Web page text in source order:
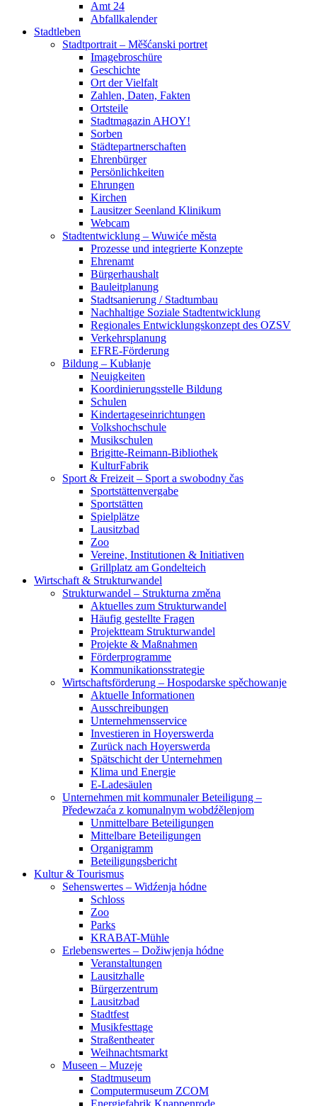
Amt 24
Abfallkalender
Stadtleben
Stadtportrait – Měšćanski portret
Imagebroschüre
Geschichte
Ort der Vielfalt
Zahlen, Daten, Fakten
Ortsteile
Stadtmagazin AHOY!
Sorben
Städtepartnerschaften
Ehrenbürger
Persönlichkeiten
Ehrungen
Kirchen
Lausitzer Seenland Klinikum
Webcam
Stadtentwicklung – Wuwiće města
Prozesse und integrierte Konzepte
Ehrenamt
Bürgerhaushalt
Bauleitplanung
Stadtsanierung / Stadtumbau
Nachhaltige Soziale Stadtentwicklung
Regionales Entwicklungskonzept des OZSV
Verkehrsplanung
EFRE-Förderung
Bildung – Kubłanje
Neuigkeiten
Koordinierungsstelle Bildung
Schulen
Kindertageseinrichtungen
Volkshochschule
Musikschulen
Brigitte-Reimann-Bibliothek
KulturFabrik
Sport & Freizeit – Sport a swobodny čas
Sportstättenvergabe
Sportstätten
Spielplätze
Lausitzbad
Zoo
Vereine, Institutionen & Initiativen
Grillplatz am Gondelteich
Wirtschaft & Strukturwandel
Strukturwandel – Strukturna změna
Aktuelles zum Strukturwandel
Häufig gestellte Fragen
Projektteam Strukturwandel
Projekte & Maßnahmen
Förderprogramme
Kommunikationsstrategie
Wirtschaftsförderung – Hospodarske spěchowanje
Aktuelle Informationen
Ausschreibungen
Unternehmensservice
Investieren in Hoyerswerda
Zurück nach Hoyerswerda
Spätschicht der Unternehmen
Klima und Energie
E-Ladesäulen
Unternehmen mit kommunaler Beteiligung –
Předewzaća z komunalnym wobdźělenjom
Unmittelbare Beteiligungen
Mittelbare Beteiligungen
Organigramm
Beteiligungsbericht
Kultur & Tourismus
Sehenswertes – Widźenja hódne
Schloss
Zoo
Parks
KRABAT-Mühle
Erlebenswertes – Dožiwjenja hódne
Veranstaltungen
Lausitzhalle
Bürgerzentrum
Lausitzbad
Stadtfest
Musikfesttage
Straßentheater
Weihnachtsmarkt
Museen – Muzeje
Stadtmuseum
Computermuseum ZCOM